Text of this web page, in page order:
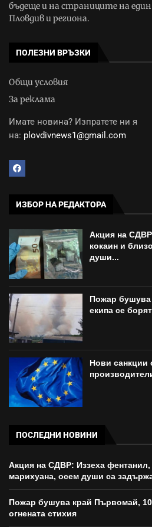
бъдеще и на страниците на
Пловдив и региона.
ПОЛЕЗНИ ВРЪЗКИ
Общи условия
За реклама
Имате новина? Изпратете ни я
на: plovdivnews1@gmail.com
ИЗБОР НА РЕДАКТОРА
Акция на
кокаин и
души...
Пожар
екипа се
Нови санкции
ПОСЛЕДНИ НОВИНИ
Акция на СДВР: Иззеха фентанил,
марихуана, осем души са
Пожар бушува край Първомай, 10
огнената стихия